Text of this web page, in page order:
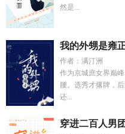
然是...
我的外甥是雍
作者：满汀洲
作为京城庶女界巅
腰。选秀才撂牌，
还...
穿进二百人男